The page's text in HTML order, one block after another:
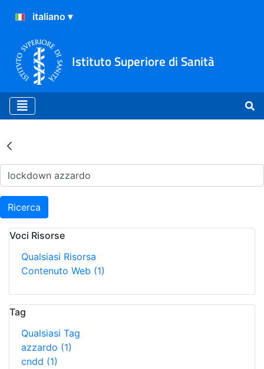
Istituto Superiore di Sanità
Risultati della Ricerca -
Ricerca
Voci Risorse
Qualsiasi Risorsa
Contenuto Web (1)
Tag
Qualsiasi Tag
azzardo (1)
cndd (1)